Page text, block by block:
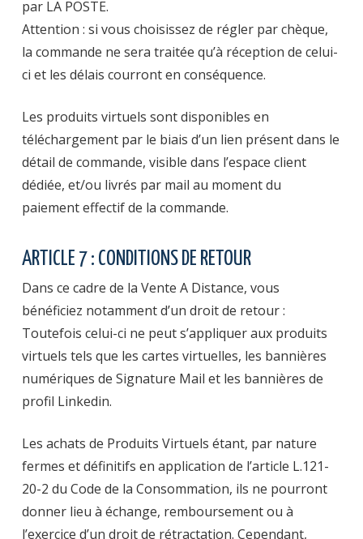
par LA POSTE.
Attention : si vous choisissez de régler par chèque,
la commande ne sera traitée qu’à réception de celui-
ci et les délais courront en conséquence.
Les produits virtuels sont disponibles en
téléchargement par le biais d’un lien présent dans le
détail de commande, visible dans l’espace client
dédiée, et/ou livrés par mail au moment du
paiement effectif de la commande.
ARTICLE 7 : CONDITIONS DE RETOUR
Dans ce cadre de la Vente A Distance, vous
bénéficiez notamment d’un droit de retour :
Toutefois celui-ci ne peut s’appliquer aux produits
virtuels tels que les cartes virtuelles, les bannières
numériques de Signature Mail et les bannières de
profil Linkedin.
Les achats de Produits Virtuels étant, par nature
fermes et définitifs en application de l’article L.121-
20-2 du Code de la Consommation, ils ne pourront
donner lieu à échange, remboursement ou à
l’exercice d’un droit de rétractation. Cependant,